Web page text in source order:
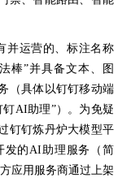
并运营的、标注名称
棒”并具备文本、图
（具体以钉钉移动端
钉AI助理”）。为免疑
钉钉炼丹炉大模型平
发的AI助理服务（简
应用服务商通过上架